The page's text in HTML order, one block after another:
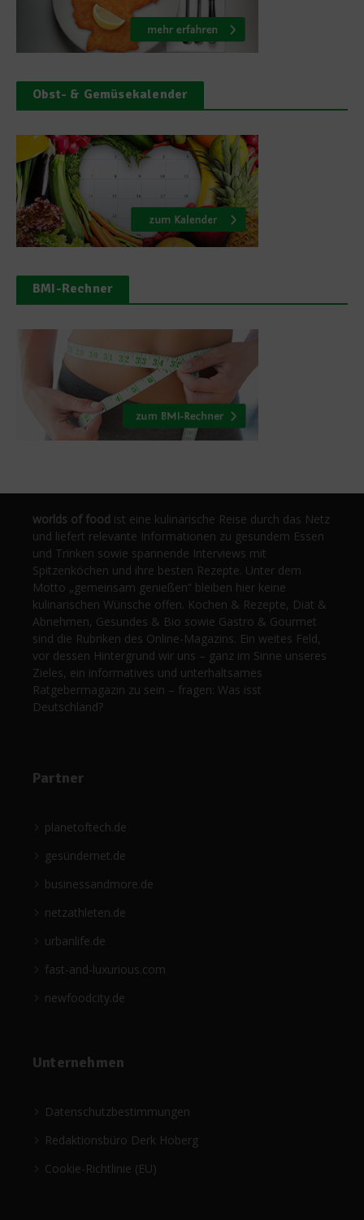
Obst- & Gemüsekalender
BMI-Rechner
worlds of food ist eine kulinarische Reise durch das Netz
und liefert relevante Informationen zu gesundem Essen
und Trinken sowie spannende Interviews mit
Spitzenköchen und ihre besten Rezepte. Unter dem
Motto „gemeinsam genießen“ bleiben hier keine
kulinarischen Wünsche offen. Kochen & Rezepte, Diät &
Abnehmen, Gesundes & Bio sowie Gastro & Gourmet
sind die Rubriken des Online-Magazins. Ein weites Feld,
vor dessen Hintergrund wir uns – ganz im Sinne unseres
Zieles, ein informatives und unterhaltsames
Ratgebermagazin zu sein – fragen: Was isst
Deutschland?
Partner
planetoftech.de
gesündernet.de
businessandmore.de
netzathleten.de
urbanlife.de
fast-and-luxurious.com
newfoodcity.de
Unternehmen
Datenschutzbestimmungen
Redaktionsbüro Derk Hoberg
Cookie-Richtlinie (EU)